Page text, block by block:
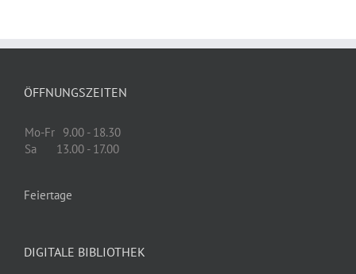
ÖFFNUNGSZEITEN
Mo-Fr 9.00 - 18.30
Sa
13.00 - 17.00
Feiertage
DIGITALE BIBLIOTHEK